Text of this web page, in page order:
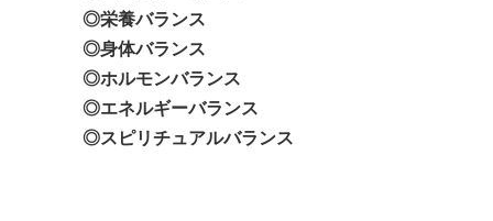
◎栄養バランス
◎身体バランス
◎ホルモンバランス
◎エネルギーバランス
◎スピリチュアルバランス